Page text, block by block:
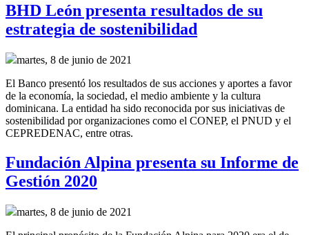
BHD León presenta resultados de su
estrategia de sostenibilidad
martes, 8 de junio de 2021
El Banco presentó los resultados de sus acciones y aportes a favor
de la economía, la sociedad, el medio ambiente y la cultura
dominicana. La entidad ha sido reconocida por sus iniciativas de
sostenibilidad por organizaciones como el CONEP, el PNUD y el
CEPREDENAC, entre otras.
Fundación Alpina presenta su Informe de
Gestión 2020
martes, 8 de junio de 2021